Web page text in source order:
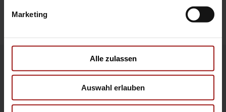
Marketing
Alle zulassen
Auswahl erlauben
Garantie
Die Produktbeschreibungen und Abbildungen enthalten
teilweise auch Sonderausstattungen, die nicht zum
entspricht dem Stand bei Veröffentlichung. Wir behalten